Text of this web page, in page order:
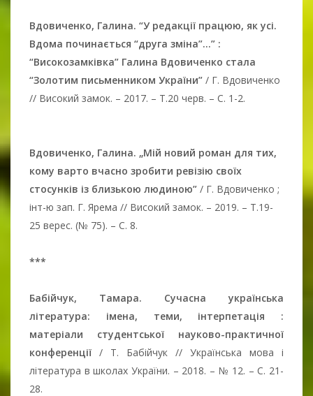
Вдовиченко, Галина. “У редакції працюю, як усі.
Вдома починається “друга зміна”...” :
“Високозамківка” Галина Вдовиченко стала
“Золотим письменником України” / Г. Вдовиченко
// Високий замок. – 2017. – Т.20 черв. – C. 1-2.
Вдовиченко, Галина. „Мій новий роман для тих,
кому варто вчасно зробити ревізію своїх
стосунків із близькою людиною” / Г. Вдовиченко ;
інт-ю зап. Г. Ярема // Високий замок. – 2019. – Т.19-
25 верес. (№ 75). – C. 8.
***
Бабійчук, Тамара. Сучасна українська
література: імена, теми, інтерпетація :
матеріали студентської науково-практичної
конференції / Т. Бабійчук // Українська мова і
література в школах України. – 2018. – № 12. – C. 21-
28.